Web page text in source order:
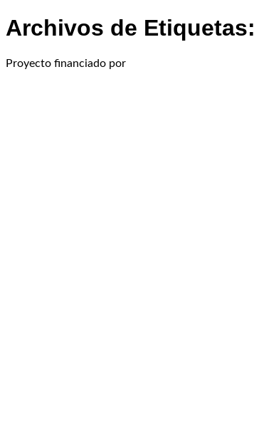
Archivos de Etiquetas:
Proyecto financiado por